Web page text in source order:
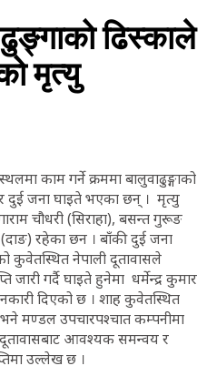
ढिस्काले
मृत्यु
काम गर्ने क्रममा बालुवाढुङ्गाको
दुई जना घाइते भएका छन् । मृत्यु
चौधरी (सिराहा), बसन्त गुरूङ
रहेका छन । बाँकी दुई जना
नेपाली दूतावासले
जारी गर्दै घाइते हुनेमा धर्मेन्द्र कुमार
दिएको छ । शाह कुवेतस्थित
मण्डल उपचारपश्चात कम्पनीमा
आवश्यक समन्वय र
उल्लेख छ ।